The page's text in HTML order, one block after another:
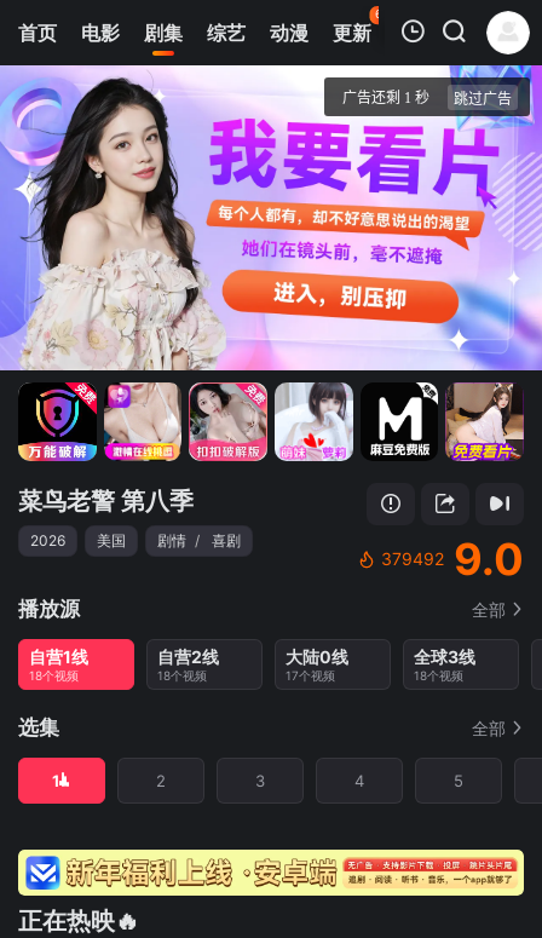
首页 电影 剧集 综艺 动漫 更新
63
热榜 APP
我的观影记录
1
菜鸟老警 第八季
清空
菜鸟老警 第八季
2026 美国 剧情 / 喜剧
379492 9.0
播放源 全部
自营1线
18个视频
自营2线
18个视频
大陆0线
17个视频
全球3线
18个视频
选集 全部
1 2 3 4 5
正在热映🔥